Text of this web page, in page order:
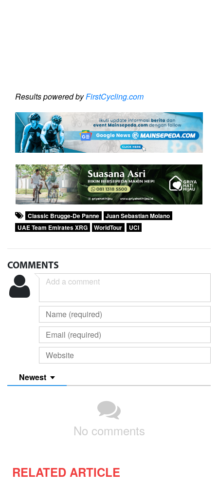
Results powered byFirstCycling.com
Classic Brugge-De Panne
Juan Sebastian Molano
UAE Team Emirates XRG
WorldTour UCI
COMMENTS
Newest
No comments
RELATED ARTICLE